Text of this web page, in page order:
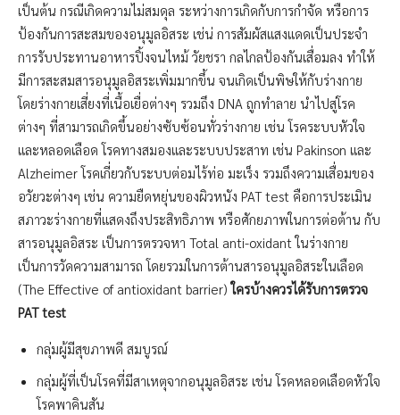
เป็นต้น กรณีเกิดความไม่สมดุล ระหว่างการเกิดกับการกำจัด หรือการ
ป้องกันการสะสมของอนุมูลอิสระ เช่น่ การสัมผัสแสงแดดเป็นประจำ
การรับประทานอาหารปิ้งจนไหม้ วัยชรา กลไกลป้องกันเสื่อมลง ทำให้
มีการสะสมสารอนุมูลอิสระเพิ่มมากขึ้น จนเกิดเป็นพิษให้กับร่างกาย
โดยร่างกายเสี่ยงที่เนื้อเยื่อต่างๆ รวมถึง DNA ถูกทำลาย นำไปสู่โรค
ต่างๆ ที่สามารถเกิดขึ้นอย่างซับซ้อนทั่วร่างกาย เช่น โรคระบบหัวใจ
และหลอดเลือด โรคทางสมองและระบบประสาท เช่น Pakinson และ
Alzheimer โรคเกี่ยวกับระบบต่อมไร้ท่อ มะเร็ง รวมถึงความเสื่อมของ
อวัยวะต่างๆ เช่น ความยืดหยุ่นของผิวหนัง PAT test คือการประเมิน
สภาวะร่างกายที่แสดงถึงประสิทธิภาพ หรือศักยภาพในการต่อต้าน กับ
สารอนุมูลอิสระ เป็นการตรวจหา Total anti-oxidant ในร่างกาย
เป็นการวัดความสามารถ โดยรวมในการต้านสารอนุมูลอิสระในเลือด
(The Effective of antioxidant barrier)ใครบ้างควรได้รับการตรวจ
PAT test
กลุ่มผู้มีสุขภาพดี สมบูรณ์
กลุ่มผู้ที่เป็นโรคที่มีสาเหตุจากอนุมูลอิสระ เช่น โรคหลอดเลือดหัวใจ
โรคพาคินสัน